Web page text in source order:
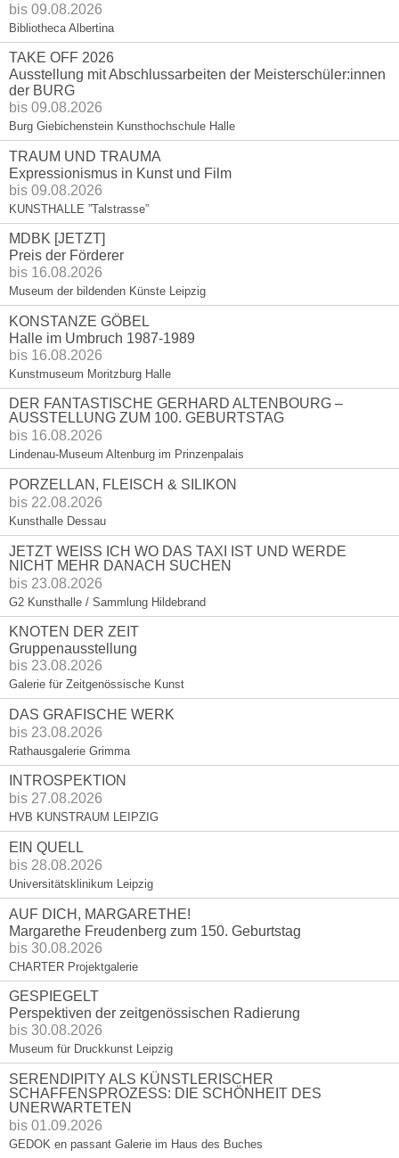
bis 09.08.2026
Bibliotheca Albertina
TAKE OFF 2026
Ausstellung mit Abschlussarbeiten der Meisterschüler:innen
der BURG
bis 09.08.2026
Burg Giebichenstein Kunsthochschule Halle
TRAUM UND TRAUMA
Expressionismus in Kunst und Film
bis 09.08.2026
KUNSTHALLE ”Talstrasse”
MDBK [JETZT]
Preis der Förderer
bis 16.08.2026
Museum der bildenden Künste Leipzig
KONSTANZE GÖBEL
Halle im Umbruch 1987-1989
bis 16.08.2026
Kunstmuseum Moritzburg Halle
DER FANTASTISCHE GERHARD ALTENBOURG –
AUSSTELLUNG ZUM 100. GEBURTSTAG
bis 16.08.2026
Lindenau-Museum Altenburg im Prinzenpalais
PORZELLAN, FLEISCH & SILIKON
bis 22.08.2026
Kunsthalle Dessau
JETZT WEISS ICH WO DAS TAXI IST UND WERDE
NICHT MEHR DANACH SUCHEN
bis 23.08.2026
G2 Kunsthalle / Sammlung Hildebrand
KNOTEN DER ZEIT
Gruppenausstellung
bis 23.08.2026
Galerie für Zeitgenössische Kunst
DAS GRAFISCHE WERK
bis 23.08.2026
Rathausgalerie Grimma
INTROSPEKTION
bis 27.08.2026
HVB KUNSTRAUM LEIPZIG
EIN QUELL
bis 28.08.2026
Universitätsklinikum Leipzig
AUF DICH, MARGARETHE!
Margarethe Freudenberg zum 150. Geburtstag
bis 30.08.2026
CHARTER Projektgalerie
GESPIEGELT
Perspektiven der zeitgenössischen Radierung
bis 30.08.2026
Museum für Druckkunst Leipzig
SERENDIPITY ALS KÜNSTLERISCHER
SCHAFFENSPROZESS: DIE SCHÖNHEIT DES
UNERWARTETEN
bis 01.09.2026
GEDOK en passant Galerie im Haus des Buches